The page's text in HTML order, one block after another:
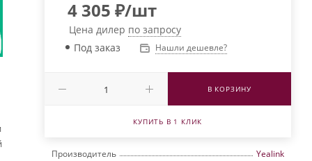
4 305 ₽/шт
Цена дилер по запросу
Под заказ
Нашли дешевле?
В КОРЗИНУ
КУПИТЬ В 1 КЛИК
Производитель
Yealink